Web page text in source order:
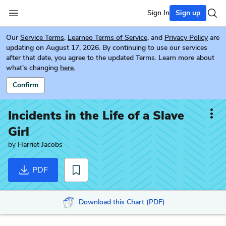
Sign In Sign up
Our Service Terms, Learneo Terms of Service, and Privacy Policy are
updating on August 17, 2026. By continuing to use our services
after that date, you agree to the updated Terms. Learn more about
what's changing here.
Confirm
Incidents in the Life of a Slave
Girl
by Harriet Jacobs
PDF
Download this Chart (PDF)